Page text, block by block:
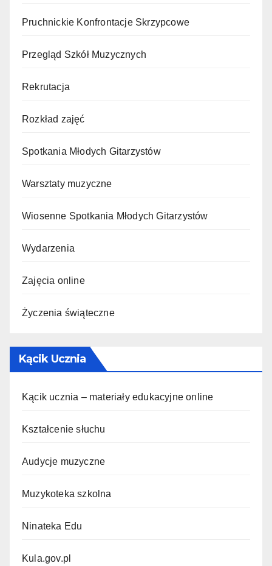
Pruchnickie Konfrontacje Skrzypcowe
Przegląd Szkół Muzycznych
Rekrutacja
Rozkład zajęć
Spotkania Młodych Gitarzystów
Warsztaty muzyczne
Wiosenne Spotkania Młodych Gitarzystów
Wydarzenia
Zajęcia online
Życzenia świąteczne
Kącik Ucznia
Kącik ucznia – materiały edukacyjne online
Kształcenie słuchu
Audycje muzyczne
Muzykoteka szkolna
Ninateka Edu
Kula.gov.pl